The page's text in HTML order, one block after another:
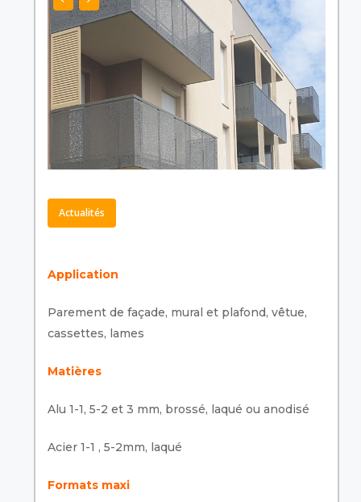
Actualités
Application
Parement de façade, mural et plafond, vêtue,
cassettes, lames
Matières
Alu 1-1, 5-2 et 3 mm, brossé, laqué ou anodisé
Acier 1-1 , 5-2mm, laqué
Formats maxi